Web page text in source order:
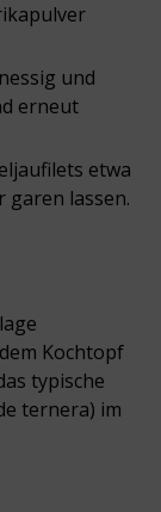
und
erneut
etwa
garen lassen.
Kochtopf
typische
ternera) im